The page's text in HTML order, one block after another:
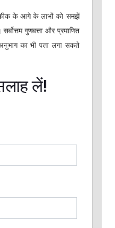
हकीक के आगे के लाभों को समझें
गुणवत्ता और प्रमाणित
का भी पता लगा सकते
लें!